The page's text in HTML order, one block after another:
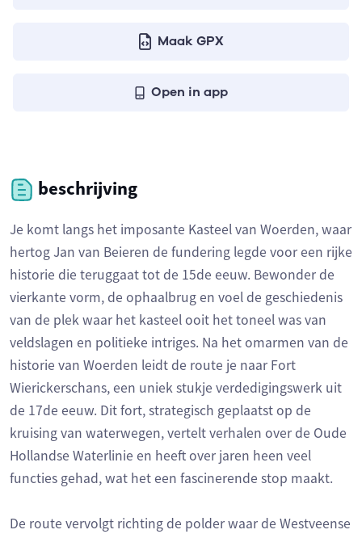
Maak GPX
Open in app
beschrijving
Je komt langs het imposante Kasteel van Woerden, waar
hertog Jan van Beieren de fundering legde voor een rijke
historie die teruggaat tot de 15de eeuw. Bewonder de
vierkante vorm, de ophaalbrug en voel de geschiedenis
van de plek waar het kasteel ooit het toneel was van
veldslagen en politieke intriges. Na het omarmen van de
historie van Woerden leidt de route je naar Fort
Wierickerschans, een uniek stukje verdedigingswerk uit
de 17de eeuw. Dit fort, strategisch geplaatst op de
kruising van waterwegen, vertelt verhalen over de Oude
Hollandse Waterlinie en heeft over jaren heen veel
functies gehad, wat het een fascinerende stop maakt.
De route vervolgt richting de polder waar de Westveense